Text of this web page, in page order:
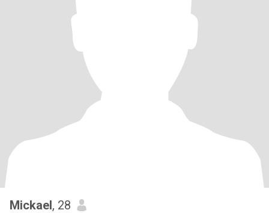
Mickael, 28